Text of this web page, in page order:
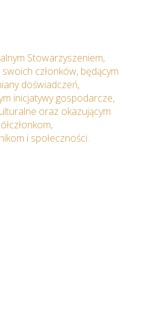
Stowarzyszeniem,
członków, będącym
doświadczeń,
inicjatywy gospodarcze,
oraz okazującym
i społeczności.